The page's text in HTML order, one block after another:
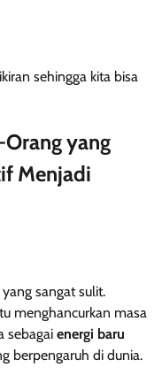
sehingga kita bisa
yang
Menjadi
sangat sulit.
menghancurkan masa
sebagai energi baru
berpengaruh di dunia.